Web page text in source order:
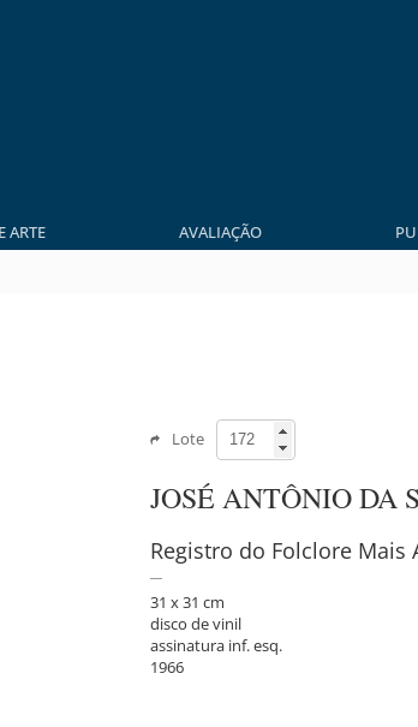
ARTE AVALIAÇÃO
Lote
JOSÉ ANTÔNIO DA
Registro do Folclore Mais
31 x 31 cm
disco de vinil
assinatura inf. esq.
1966